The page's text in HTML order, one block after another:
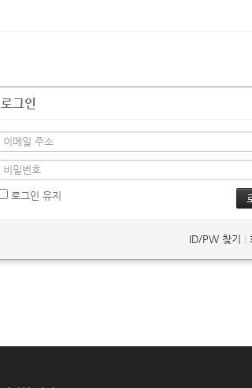
로그인
로그인 유지
ID/PW 찾기